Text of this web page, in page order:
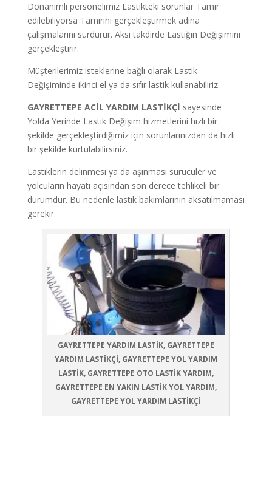
Donanımlı personelimiz Lastikteki sorunlar Tamir
edilebiliyorsa Tamirini gerçekleştirmek adına
çalışmalarını sürdürür. Aksi takdirde Lastiğin Değişimini
gerçekleştirir.
Müşterilerimiz isteklerine bağlı olarak Lastik
Değişiminde ikinci el ya da sıfır lastik kullanabiliriz.
GAYRETTEPE ACİL YARDIM LASTİKÇİ sayesinde
Yolda Yerinde Lastik Değişim hizmetlerini hızlı bir
şekilde gerçekleştirdiğimiz için sorunlarınızdan da hızlı
bir şekilde kurtulabilirsiniz.
Lastiklerin delinmesi ya da aşınması sürücüler ve
yolcuların hayatı açısından son derece tehlikeli bir
durumdur. Bu nedenle lastik bakımlarının aksatılmaması
gerekir.
GAYRETTEPE YARDIM LASTİK, GAYRETTEPE
YARDIM LASTİKÇİ, GAYRETTEPE YOL YARDIM
LASTİK, GAYRETTEPE OTO LASTİK YARDIM,
GAYRETTEPE EN YAKIN LASTİK YOL YARDIM,
GAYRETTEPE YOL YARDIM LASTİKÇİ